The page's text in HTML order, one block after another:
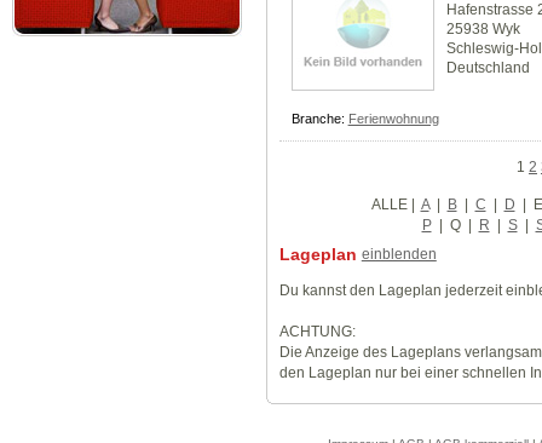
Hafenstrasse
25938 Wyk
Schleswig-
Deutschland
Branche: Ferienwohnung
1 2
ALLE| A | B | C | D |
P | Q | R | S |
Lageplan einblenden
Du kannst den Lageplan jederzeit
ACHTUNG:
Die Anzeige des Lageplans
den Lageplan nur bei einer schnellen